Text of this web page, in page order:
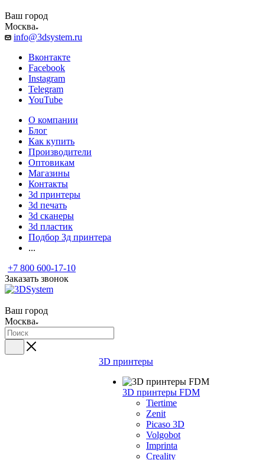
Ваш город
Москва
info@3dsystem.ru
Вконтакте
Facebook
Instagram
Telegram
YouTube
О компании
Блог
Как купить
Производители
Оптовикам
Магазины
Контакты
3d принтеры
3d печать
3d сканеры
3d пластик
Подбор 3д принтера
...
+7 800 600-17-10
Заказать звонок
Ваш город
Москва
3D принтеры
3D принтеры FDM
Tiertime
Zenit
Picaso 3D
Volgobot
Imprinta
Creality